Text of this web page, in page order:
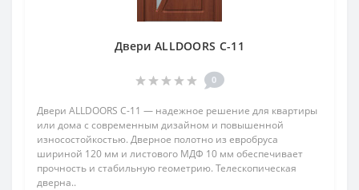
Двери ALLDOORS C-11
0
Двери ALLDOORS C-11 — надежное решение для квартиры
или дома с современным дизайном и повышенной
износостойкостью. Дверное полотно из евробруса
шириной 120 мм и листового МДФ 10 мм обеспечивает
прочность и стабильную геометрию. Телескопическая
дверна..